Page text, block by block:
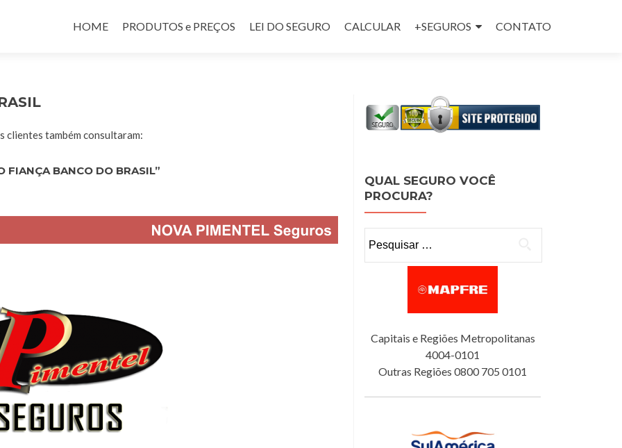
HOME
PRODUTOS e PREÇOS LEI DO SEGURO CALCULAR +SEGUROS CONTATO
clientes também consultaram:
FIANÇA BANCO DO BRASIL”
QUAL SEGURO VOCÊ
PROCURA?
Capitais e Regiões Metropolitanas
4004-0101
Outras Regiões 0800 705 0101